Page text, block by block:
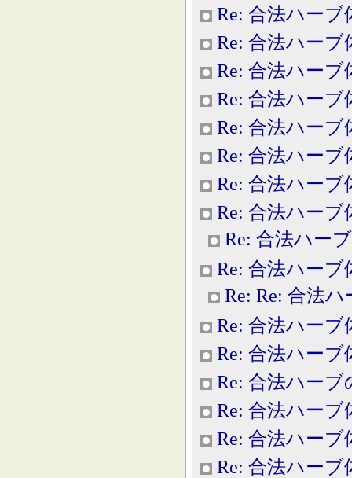
Re: 合法ハーブ
Re: 合法ハーブ
Re: 合法ハーブ
Re: 合法ハーブ
Re: 合法ハーブ
Re: 合法ハーブ
Re: 合法ハーブ
Re: 合法ハーブ
Re: 合法ハー
Re: 合法ハーブ
Re: Re: 合法
Re: 合法ハーブ
Re: 合法ハーブ
Re: 合法ハーブ
Re: 合法ハーブ
Re: 合法ハーブ
Re: 合法ハーブ